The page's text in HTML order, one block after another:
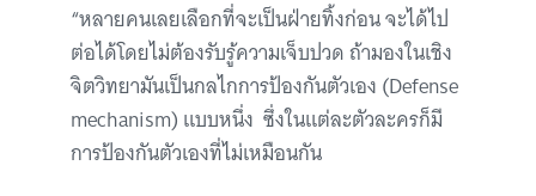
“หลายคนเลยเลือกที่จะเป็นฝ่ายทิ้งก่อน จะได้ไป
ต่อได้โดยไม่ต้องรับรู้ความเจ็บปวด ถ้ามองในเชิง
จิตวิทยามันเป็นกลไกการป้องกันตัวเอง (Defense
mechanism) แบบหนึ่ง ซึ่งในแต่ละตัวละครก็มี
การป้องกันตัวเองที่ไม่เหมือนกัน